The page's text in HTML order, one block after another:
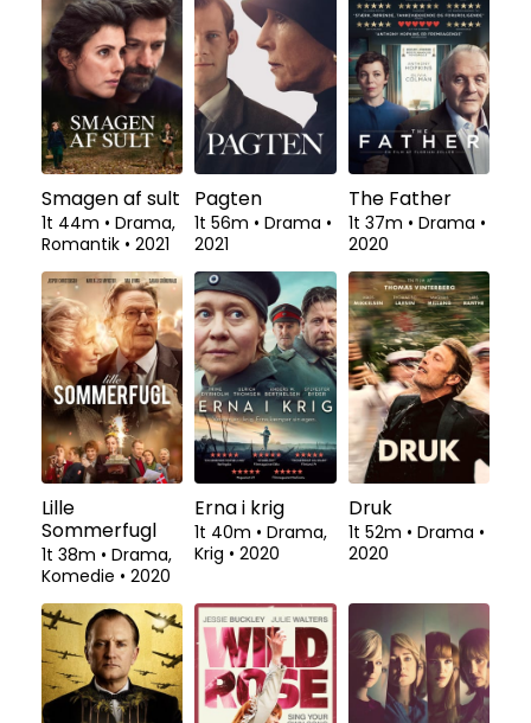
Tag min hånd
1t 47m•
Romantik,
Komedie• 2022
Skyggen i mit
øje
1t 42m
Drama,
Krig• 2021
Margrete den
første
2t 1m• Drama•
2021
Smagen af sult
1t 44m• Drama,
Romantik• 2021
Pagten
1t 56m• Drama•
2021
The Father
1t 37m• Drama•
2020
Lille
Sommerfugl
1t 38m• Drama,
Erna i krig
1t 40m• Drama,
Krig• 2020
Druk
1t 52m• Drama•
2020